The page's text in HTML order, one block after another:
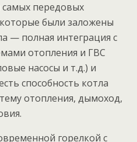
передовых
были заложены
— полная интеграция с
отопления и ГВС
насосы и т.д.) и
способность котла
отопления, дымоход,
горелкой с